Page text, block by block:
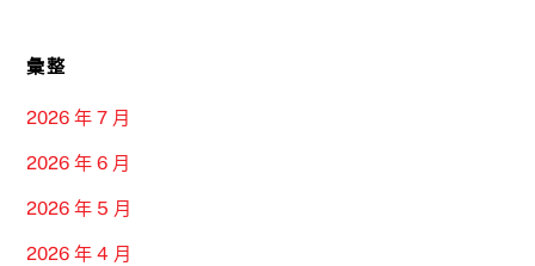
彙整
2026 年 7 月
2026 年 6 月
2026 年 5 月
2026 年 4 月